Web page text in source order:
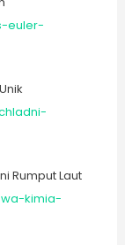
euler-
Rumput Laut
kimia-